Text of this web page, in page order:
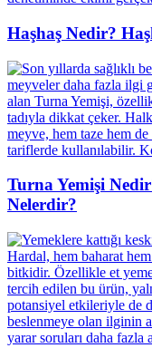
Haşhaş Nedir?
Turna Yemişi
Nelerdir?